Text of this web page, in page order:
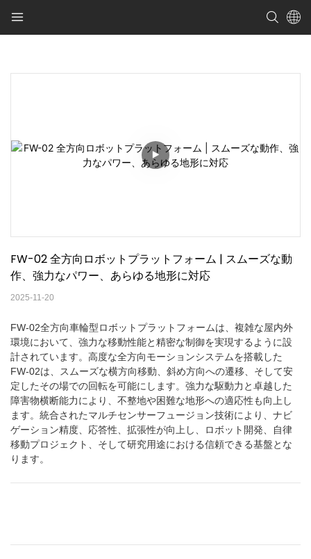
FW-02 全方向ロボットプラットフォーム | スムーズな動
作、強力なパワー、あらゆる地形に対応
2025-11-20
FW-02全方向車輪型ロボットプラットフォームは、複雑な屋内外
環境において、強力な移動性能と精密な制御を実現するように設
計されています。高度な全方向モーションシステムを搭載した
FW-02は、スムーズな横方向移動、斜め方向への遷移、そして安
定したその場での回転を可能にします。強力な駆動力と卓越した
障害物横断能力により、不整地や困難な地形への適応性も向上し
ます。統合されたマルチセンサーフュージョン技術により、ナビ
ゲーション精度、応答性、拡張性が向上し、ロボット開発、自律
移動プロジェクト、そして研究用途における信頼できる基盤とな
ります。